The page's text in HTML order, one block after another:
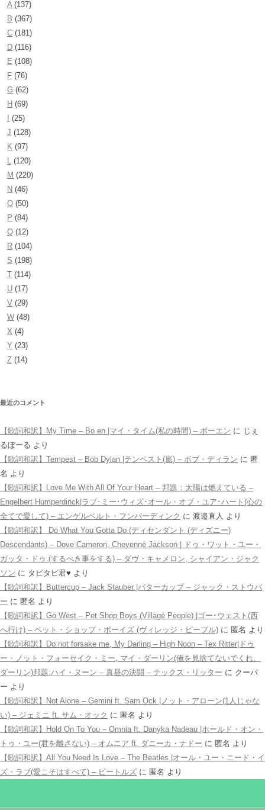
A(137)
B (367)
C (181)
D (116)
E (108)
F (76)
G (62)
H (69)
(25)
J (128)
K (97)
L (120)
M (220)
N (46)
O (50)
P (84)
Q (12)
R (104)
S (198)
T (114)
U (17)
V (29)
W (48)
X (4)
Y (23)
Z (14)
最近のコメント
【歌詞和訳】My Time – Bo en |マイ・タイム(私の時間) – ボーエン に じぇ
るぼーる より
【歌詞和訳】Tempest – Bob Dylan |テンペスト(嵐) – ボブ・ディラン に 匿
名 より
【歌詞和訳】Love Me With All Of Your Heart – 邦題：太陽は燃えている –
Engelbert Humperdinck|ラブ･ミー･ウィズ･オール・オブ・ユア･ハート(心の
全てで愛して) – エンゲルベルト・フンパーディンク に 渡邉直人 より
【歌詞和訳】 Do What You Gotta Do (ディセンダント (ディズニー)
Descendants) – Dove Cameron, Cheyenne Jackson | ドゥ・ワット・ユー・
ガッタ・ドゥ (するべき事をする) – ダヴ・キャメロン, シャイアン・ジャク
ソン に タピタピ君♥️ より
【歌詞和訳】Buttercup – Jack Stauber |バターカップ – ジャック・ストウバ
ー に 匿名 より
【歌詞和訳】Go West – Pet Shop Boys (Village People) |ゴー･ウェスト(西
へ行け) – ペット・ショップ・ボーイズ (ヴィレッジ・ピープル) に 匿名 より
【歌詞和訳】Do not forsake me, My Darling – High Noon – Tex Ritter|ドゥ
ー・ノット・フォーセイク・ミー, マイ・ダーリン(俺を見捨てないでくれ、
ダーリン)邦題:ハイ・ヌーン – 真昼の決闘 – テックス・リッター に クーパ
ー より
【歌詞和訳】Not Alone – Gemini ft. Sam Ock |ノット・アローン(1人じゃな
い) – ジェミニ ft. サム・オック に 匿名 より
【歌詞和訳】Hold On To You – Omnia ft. Danyka Nadeau |ホールド・オン・
トゥ・ユー(君を離さない) – オムニア ft. ダニーカ・ナドー に 匿名 より
【歌詞和訳】All You Need Is Love – The Beatles |オール・ユー・ニード・イ
ズ・ラブ(愛こそはすべて) – ビートルズ に 匿名 より